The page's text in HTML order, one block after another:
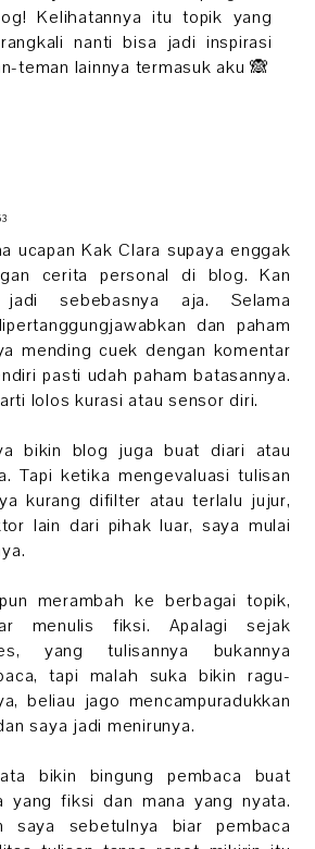
Kelihatannya itu topik yang
nanti bisa jadi inspirasi
teman lainnya termasuk aku 🙈
ucapan Kak Clara supaya enggak
cerita personal di blog. Kan
sebebasnya aja. Selama
dan paham
mending cuek dengan komentar
pasti udah paham batasannya.
lolos kurasi atau sensor diri.
bikin blog juga buat diari atau
Tapi ketika mengevaluasi tulisan
kurang difilter atau terlalu jujur,
lain dari pihak luar, saya mulai
merambah ke berbagai topik,
menulis fiksi. Apalagi sejak
yang tulisannya bukannya
tapi malah suka bikin ragu-
beliau jago mencampuradukkan
saya jadi menirunya.
bikin bingung pembaca buat
yang fiksi dan mana yang nyata.
saya sebetulnya biar pembaca